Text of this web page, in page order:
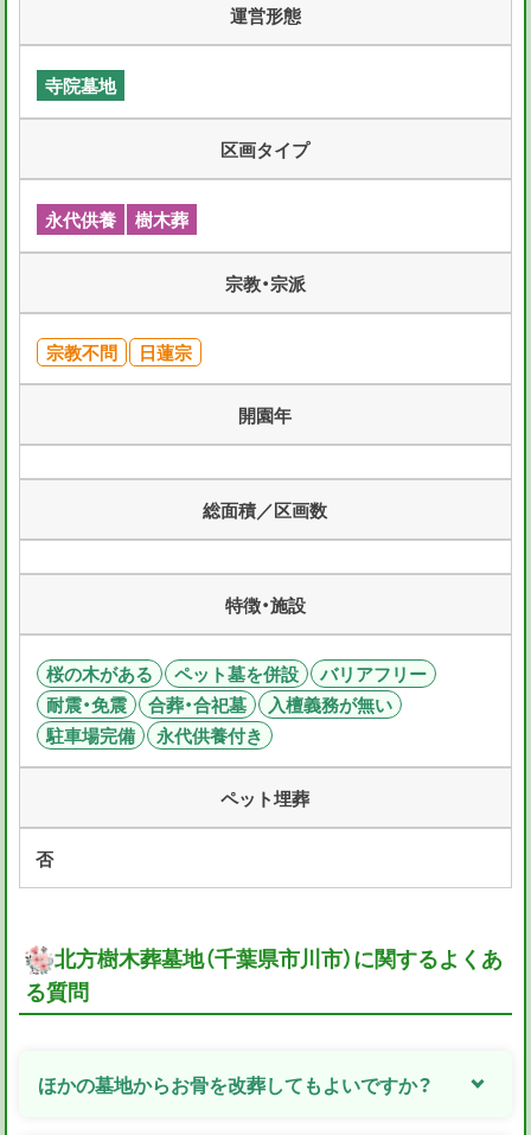
運営形態
寺院墓地
区画タイプ
永代供養 樹木葬
宗教・宗派
宗教不問 日蓮宗
開園年
総面積／区画数
特徴・施設
桜の木がある ペット墓を併設
バリアフリー
耐震・免震
合葬・合祀墓
入檀義務が無い
駐車場完備
永代供養付き
ペット埋葬
否
北方樹木葬墓地（千葉県市川市）に関するよくあ
る質問
ほかの墓地からお骨を改葬してもよいですか？